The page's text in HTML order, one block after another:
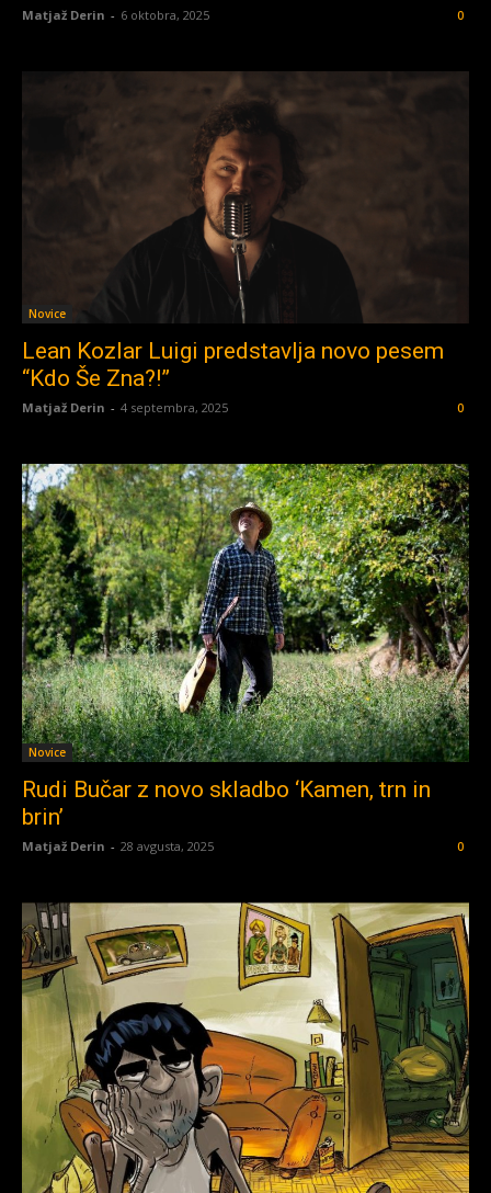
Matjaž Derin - 6 oktobra, 2025 0
Novice
Lean Kozlar Luigi predstavlja novo pesem
“Kdo Še Zna?!”
Matjaž Derin - 4 septembra, 2025 0
Novice
Rudi Bučar z novo skladbo ‘Kamen, trn in
brin’
Matjaž Derin - 28 avgusta, 2025 0